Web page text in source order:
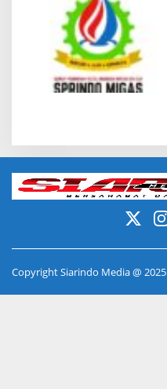
Copyright Siarindo Media @ 2025